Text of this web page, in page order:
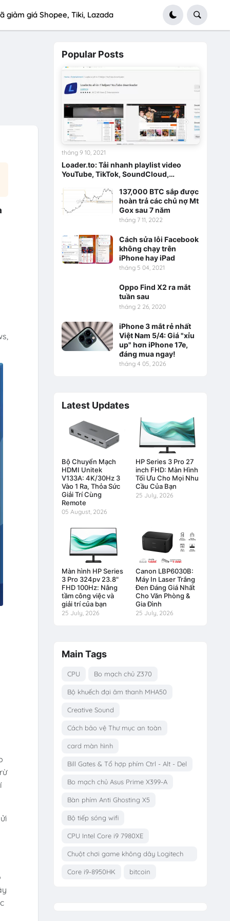
giảm giá Shopee, Tiki, Lazada
Popular Posts
Loader.to: Tải nhanh playlist video
YouTube, TikTok, SoundCloud,…
tháng 9 10, 2021
137,000 BTC sắp được
hoàn trả các chủ nợ Mt
Gox sau 7 năm
tháng 7 11, 2022
Cách sửa lỗi Facebook
không chạy trên
iPhone hay iPad
tháng 5 04, 2021
Oppo Find X2 ra mắt
tuần sau
tháng 2 26, 2020
iPhone 3 mắt rẻ nhất
Việt Nam 5/4: Giá "xỉu
up" hơn iPhone 17e,
đáng mua ngay!
tháng 4 05, 2026
Latest Updates
Bộ Chuyển Mạch
HDMI Unitek
V133A: 4K/30Hz 3
Vào 1 Ra, Thỏa Sức
Giải Trí Cùng
Remote
05 August, 2026
HP Series 3 Pro 27
inch FHD: Màn Hình
Tối Ưu Cho Mọi Nhu
Cầu Của Bạn
25 July, 2026
Màn hình HP Series
3 Pro 324pv 23.8"
FHD 100Hz: Nâng
tầm công việc và
giải trí của bạn
25 July, 2026
Canon LBP6030B:
Máy In Laser Trắng
Đen Đáng Giá Nhất
Cho Văn Phòng &
Gia Đình
25 July, 2026
Main Tags
CPU Bo mạch chủ Z370
Bộ khuếch đại âm thanh MHA50
Creative Sound
Cách bảo vệ Thư mục an toàn
card màn hình
Bill Gates & Tổ hợp phím Ctrl - Alt - Del
Bo mạch chủ Asus Prime X399-A
Bàn phím Anti Ghosting X5
Bộ tiếp sóng wifi
CPU Intel Core i9 7980XE
Chuột chơi game không dây Logitech
G703
Core i9-8950HK bitcoin